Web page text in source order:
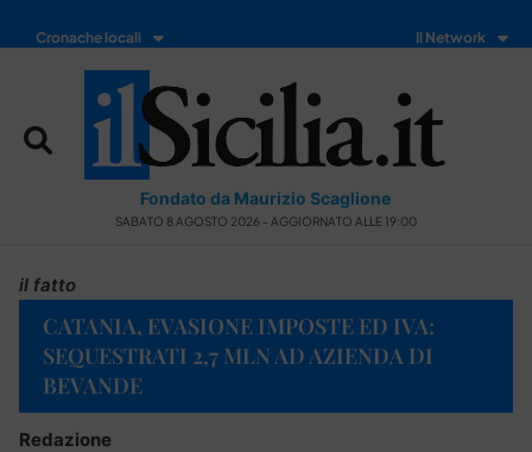
Cronache locali Il Network
Fondato da Maurizio Scaglione
SABATO 8 AGOSTO 2026 - AGGIORNATO ALLE 19:00
il fatto
CATANIA, EVASIONE IMPOSTE ED IVA:
SEQUESTRATI 2,7 MLN AD AZIENDA DI
BEVANDE
Redazione